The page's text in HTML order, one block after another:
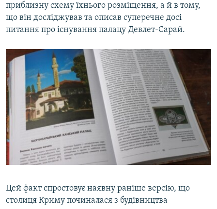
приблизну схему їхнього розміщення, а й в тому,
що він досліджував та описав суперечне досі
питання про існування палацу Девлет-Сарай.
Цей факт спростовує наявну раніше версію, що
столиця Криму починалася з будівництва